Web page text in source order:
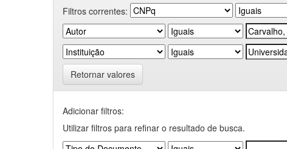
Filtros correntes:
Retornar valores
Adicionar filtros:
Utilizar filtros para refinar o resultado de busca.